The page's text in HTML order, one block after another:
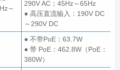
～
290V AC；45Hz～65Hz
● 高压直流输入：190V DC
～290V DC
● 不带PoE：63.7W
● 带 PoE：462.8W（PoE：
380W）